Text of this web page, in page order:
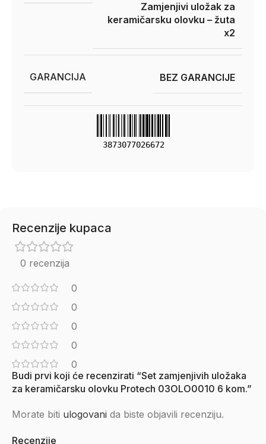
Zamjenjivi uložak za
keramičarsku olovku – žuta
x2
GARANCIJA BEZ GARANCIJE
3873077026672
Recenzije kupaca
0 recenzija
0
0
0
0
0
Recenzije
Budi prvi koji će recenzirati “Set zamjenjivih uložaka
za keramičarsku olovku Protech 03OLO0010 6 kom.”
Morate biti ulogovani da biste objavili recenziju.